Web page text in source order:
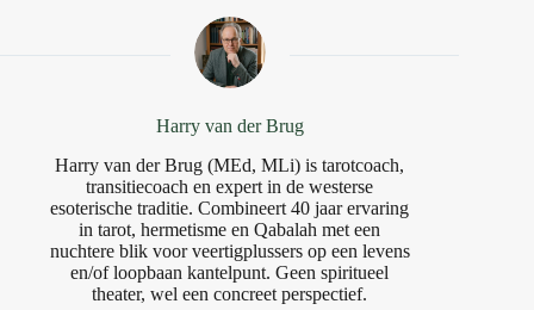
Harry van der Brug
Harry van der Brug (MEd, MLi) is tarotcoach,
transitiecoach en expert in de westerse
esoterische traditie. Combineert 40 jaar ervaring
in tarot, hermetisme en Qabalah met een
nuchtere blik voor veertigplussers op een levens
en/of loopbaan kantelpunt. Geen spiritueel
theater, wel een concreet perspectief.